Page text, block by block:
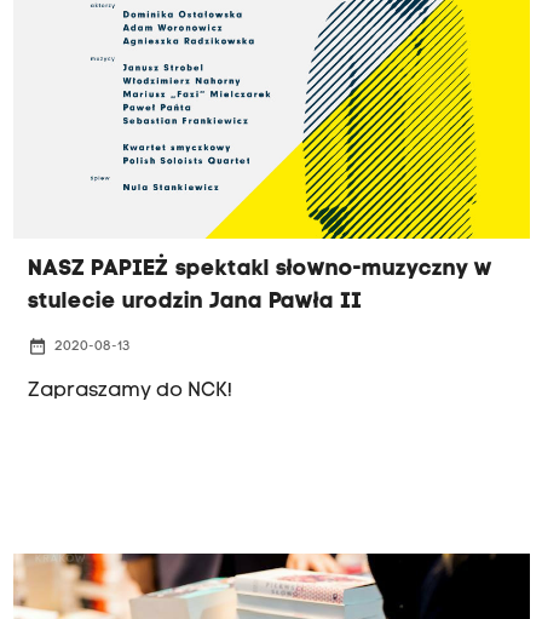
NASZ PAPIEŻ spektakl słowno-muzyczny w
stulecie urodzin Jana Pawła II
date_range 2020-08-13
Zapraszamy do NCK!